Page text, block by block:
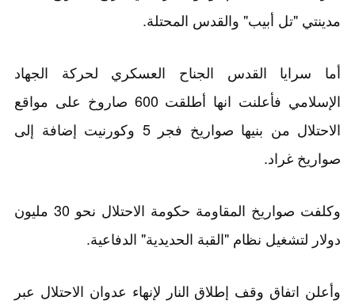
مدينتي "تل أبيب" والقدس المحتلة.
أما سرايا القدس الجناح العسكري لحركة الجهاد
الإسلامي فأعلنت انها أطلقت 600 صاروخ على مواقع
الاحتلال من بنيها صواريخ فجر 5 وكورنيت إضافة إلى
صواريخ غراد.
وكلفت صواريخ المقاومة حكومة الاحتلال نحو 30 مليون
دولار لتشغيل نظام "القبة الحديدية" الدفاعية.
وأعلن اتفاق وقف إطلاق النار لإنهاء عدوان الاحتلال عبر